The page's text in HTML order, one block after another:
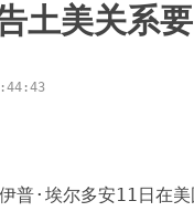
土美关系
普·埃尔多安11日在